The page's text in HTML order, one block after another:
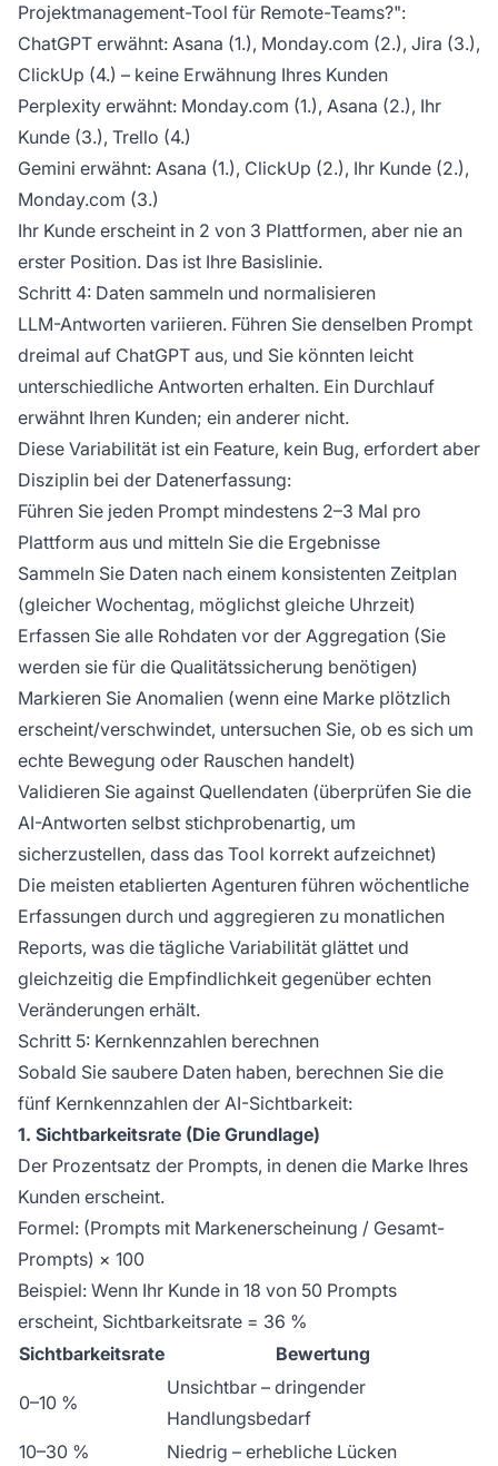
Projektmanagement-Tool für Remote-Teams?":
ChatGPT erwähnt: Asana (1.), Monday.com (2.), Jira (3.),
ClickUp (4.) – keine Erwähnung Ihres Kunden
Perplexity erwähnt: Monday.com (1.), Asana (2.), Ihr
Kunde (3.), Trello (4.)
Gemini erwähnt: Asana (1.), ClickUp (2.), Ihr Kunde (2.),
Monday.com (3.)
Ihr Kunde erscheint in 2 von 3 Plattformen, aber nie an
erster Position. Das ist Ihre Basislinie.
Schritt 4: Daten sammeln und normalisieren
LLM-Antworten variieren. Führen Sie denselben Prompt
dreimal auf ChatGPT aus, und Sie könnten leicht
unterschiedliche Antworten erhalten. Ein Durchlauf
erwähnt Ihren Kunden; ein anderer nicht.
Diese Variabilität ist ein Feature, kein Bug, erfordert aber
Disziplin bei der Datenerfassung:
Führen Sie jeden Prompt mindestens 2–3 Mal pro
Plattform aus und mitteln Sie die Ergebnisse
Sammeln Sie Daten nach einem konsistenten Zeitplan
(gleicher Wochentag, möglichst gleiche Uhrzeit)
Erfassen Sie alle Rohdaten vor der Aggregation (Sie
werden sie für die Qualitätssicherung benötigen)
Markieren Sie Anomalien (wenn eine Marke plötzlich
erscheint/verschwindet, untersuchen Sie, ob es sich um
echte Bewegung oder Rauschen handelt)
Validieren Sie against Quellendaten (überprüfen Sie die
AI-Antworten selbst stichprobenartig, um
sicherzustellen, dass das Tool korrekt aufzeichnet)
Die meisten etablierten Agenturen führen wöchentliche
Erfassungen durch und aggregieren zu monatlichen
Reports, was die tägliche Variabilität glättet und
gleichzeitig die Empfindlichkeit gegenüber echten
Veränderungen erhält.
Schritt 5: Kernkennzahlen berechnen
Sobald Sie saubere Daten haben, berechnen Sie die
fünf Kernkennzahlen der AI-Sichtbarkeit:
1. Sichtbarkeitsrate (Die Grundlage)
Der Prozentsatz der Prompts, in denen die Marke Ihres
Kunden erscheint.
Formel: (Prompts mit Markenerscheinung / Gesamt-
Prompts) × 100
Beispiel: Wenn Ihr Kunde in 18 von 50 Prompts
erscheint, Sichtbarkeitsrate = 36 %
Sichtbarkeitsrate
Bewertung
0–10 %
Unsichtbar – dringender
Handlungsbedarf
10–30 %
Niedrig – erhebliche Lücken